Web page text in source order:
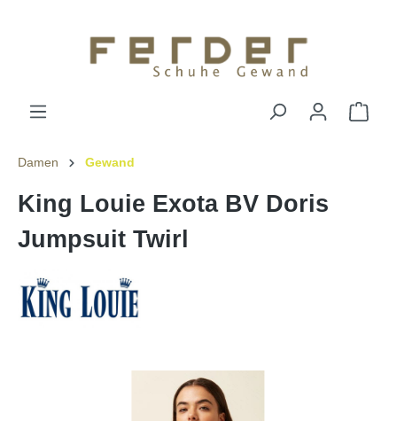
Damen Gewand
King Louie Exota BV Doris
Jumpsuit Twirl